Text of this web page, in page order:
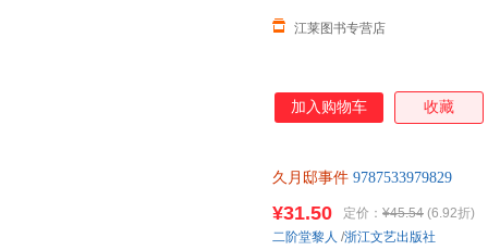
江莱图书专营店
加入购物车 收藏
久月邸事件 9787533979829
¥31.50 定价： ¥45.54 (6.92折)
二阶堂黎人 /浙江文艺出版社